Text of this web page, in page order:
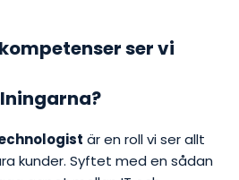
ser vi
är en roll vi ser allt
kunder. Syftet med en sådan